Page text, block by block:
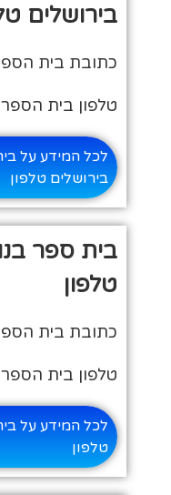
בירושלים
כתובת בית
טלפון בית הספר: 02-5833896
לכל המידע על
בירושלים טלפון
בית ספר
טלפון
כתובת בית
טלפון בית הספר: 08-6430289
לכל המידע על
טלפון